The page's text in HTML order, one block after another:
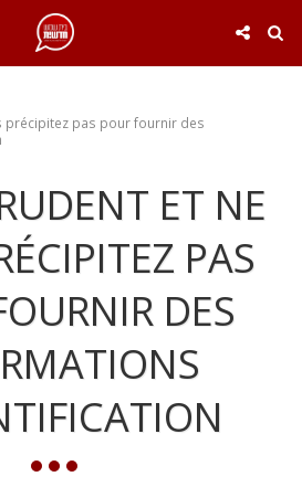
précipitez pas pour fournir des
ET NE
PAS
DES